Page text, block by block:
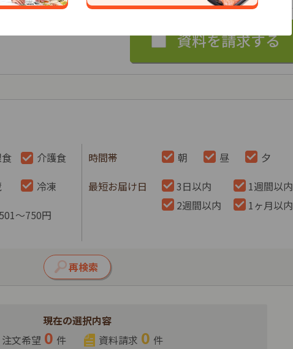
現在の選択内容
注文希望 0 件 資料請求 0 件
介護食
冷凍
時間帯 朝 昼 夕
501～750円
最短お届け日 3日以内
1週間以内
2週間以内
1ヶ月以内